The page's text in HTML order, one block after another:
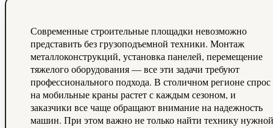
в
Современные строительные площадки невозможно
представить без грузоподъемной техники. Монтаж
металлоконструкций, установка панелей, перемещение
тяжелого оборудования — все эти задачи требуют
профессионального подхода. В столичном регионе спрос
на мобильные краны растет с каждым сезоном, и
заказчики все чаще обращают внимание на надежность
машин. При этом важно не только найти технику нужной